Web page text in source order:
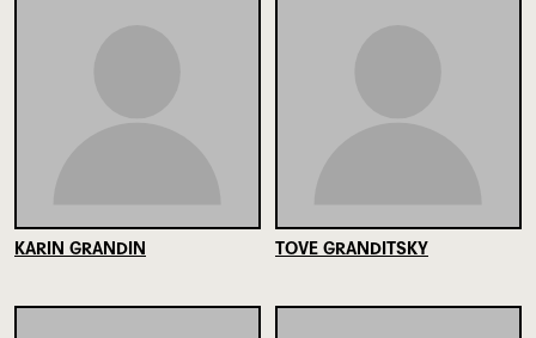
KARIN GRANDIN TOVE GRANDITSKY